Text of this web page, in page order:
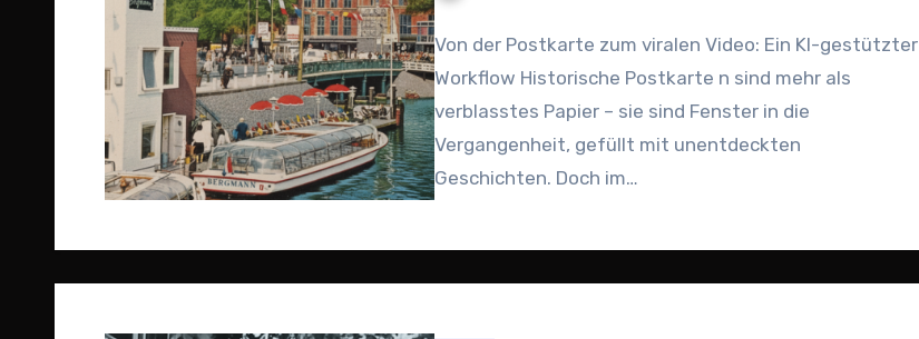
Von der Postkarte zum viralen Video: Ein KI-gestützter
Workflow Historische Postkarte n sind mehr als
verblasstes Papier – sie sind Fenster in die
Vergangenheit, gefüllt mit unentdeckten
Geschichten. Doch im…